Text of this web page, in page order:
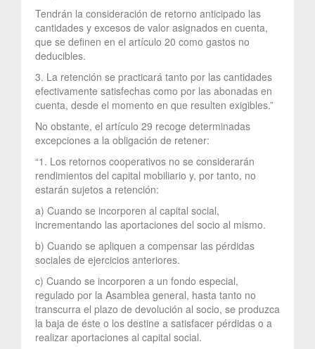
Tendrán la consideración de retorno anticipado las
cantidades y excesos de valor asignados en cuenta,
que se definen en el artículo 20 como gastos no
deducibles.
3. La retención se practicará tanto por las cantidades
efectivamente satisfechas como por las abonadas en
cuenta, desde el momento en que resulten exigibles.”
No obstante, el artículo 29 recoge determinadas
excepciones a la obligación de retener:
“1. Los retornos cooperativos no se considerarán
rendimientos del capital mobiliario y, por tanto, no
estarán sujetos a retención:
a) Cuando se incorporen al capital social,
incrementando las aportaciones del socio al mismo.
b) Cuando se apliquen a compensar las pérdidas
sociales de ejercicios anteriores.
c) Cuando se incorporen a un fondo especial,
regulado por la Asamblea general, hasta tanto no
transcurra el plazo de devolución al socio, se produzca
la baja de éste o los destine a satisfacer pérdidas o a
realizar aportaciones al capital social.